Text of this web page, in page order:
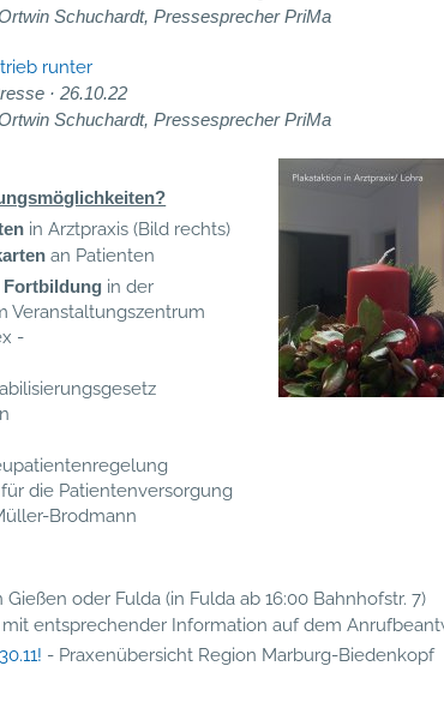
Schuchardt, Pressesprecher PriMa
runter
· 26.10.22
Schuchardt, Pressesprecher PriMa
in Arztpraxis (Bild rechts)
an Patienten
Fortbildung in der
Veranstaltungszentrum
-
die Patientenversorgung
Brodmann
Gießen oder Fulda (in Fulda ab 16:00 Bahnhofstr. 7)
mit entsprechender Information auf dem
- Praxenübersicht Region Marburg-Biedenkopf